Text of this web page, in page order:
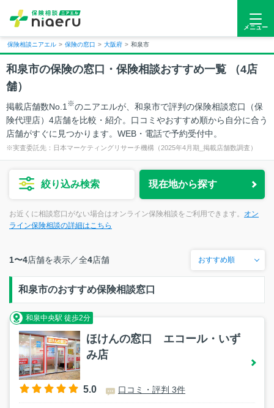
メニュー
保険相談ニアエル > 保険の窓口 > 大阪府 > 和泉市
和泉市の保険の窓口・保険相談おすすめ一覧 （4店
舗）
掲載店舗数No.1 ※のニアエルが、和泉市で評判の保険相談窓口（保
険代理店）4店舗を比較・紹介。口コミやおすすめ順から自分に合う
店舗がすぐに見つかります。WEB・電話で予約受付中。
※実査委託先：日本マーケティングリサーチ機構（2025年4月期_掲載店舗数調査）
絞り込み検索 現在地から探す
お近くに相談窓口がない場合はオンライン保険相談をご利用できます。 オン
ライン保険相談の詳細はこちら
1〜4店舗を表示／全4店舗
和泉市のおすすめ保険相談窓口
和泉中央駅 徒歩2分
ほけんの窓口 エコール・いず
み店
5.0 口コミ・評判 3件